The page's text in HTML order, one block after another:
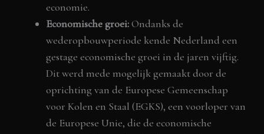
economie.
Economische groei:Ondanks de
wederopbouwperiode kende Nederland een
gestage economische groei in de jaren vijftig.
Dit werd mede mogelijk gemaakt door de
oprichting van de Europese Gemeenschap
voor Kolen en Staal (EGKS), een voorloper van
de Europese Unie, die de economische